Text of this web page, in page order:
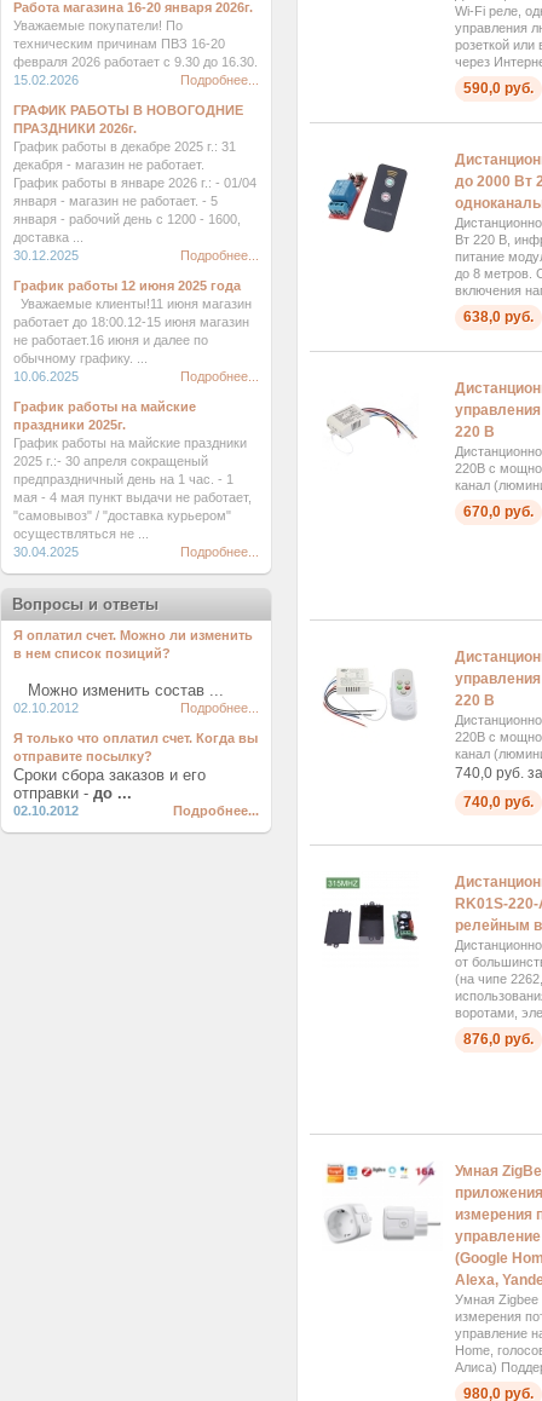
Wi-Fi реле,
управления
розеткой
через
590,0 руб.
до 2000 Вт
Вт 220 В,
питание
до 8 метров.
включения
638,0 руб.
220 В
220В с
канал
670,0 руб.
220 В
220В с
канал
740,0 руб.
740,0 руб.
RK01S-
релейным
от
(на чипе
воротами,
876,0 руб.
Умная
измерения
управление
(Google
Alexa,
Умная Zigbee
измерения
управление
Home,
Алиса)
980,0 руб.
Работа магазина 16-20 января 2026г.
Уважаемые покупатели! По
техническим причинам ПВЗ 16-20
февраля 2026 работает с 9.30 до 16.30.
15.02.2026
Подробнее...
ГРАФИК РАБОТЫ В НОВОГОДНИЕ
ПРАЗДНИКИ 2026г.
График работы в декабре 2025 г.: 31
декабря - магазин не работает.
График работы в январе 2026 г.: - 01/04
января - магазин не работает. - 5
января - рабочий день с 1200 - 1600,
доставка ...
30.12.2025
Подробнее...
График работы 12 июня 2025 года
Уважаемые клиенты!11 июня магазин
работает до 18:00.12-15 июня магазин
не работает.16 июня и далее по
обычному графику. ...
10.06.2025
Подробнее...
График работы на майские
праздники 2025г.
График работы на майские праздники
2025 г.:- 30 апреля сокращеный
предпраздничный день на 1 час. - 1
мая - 4 мая пункт выдачи не работает,
"самовывоз" / "доставка курьером"
осуществляться не ...
30.04.2025
Подробнее...
Вопросы и ответы
Я оплатил счет. Можно ли изменить
в нем список позиций?
Можно изменить состав ...
02.10.2012 Подробнее...
Я только что оплатил счет. Когда вы
отправите посылку?
Сроки сбора заказов и его
отправки - до ...
02.10.2012 Подробнее...